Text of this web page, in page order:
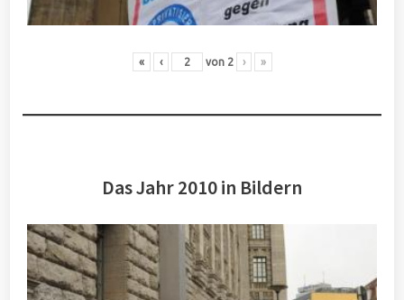
« ‹ von 2 › »
Das Jahr 2010 in Bildern